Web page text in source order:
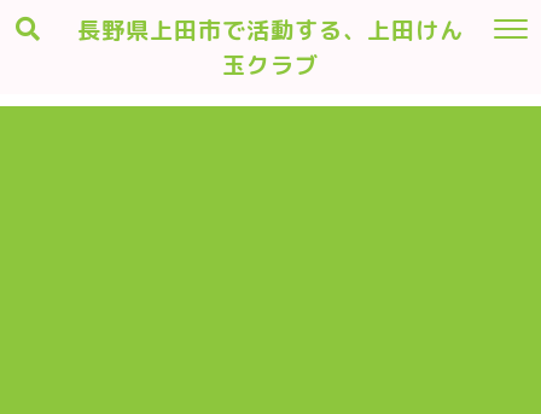
長野県上田市で活動する、上田けん
玉クラブ